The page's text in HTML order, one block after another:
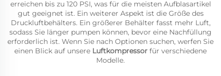
erreichen bis zu 120 PSI, was für die meisten Aufblasartikel
gut geeignet ist. Ein weiterer Aspekt ist die Größe des
Druckluftbehälters. Ein größerer Behälter fasst mehr Luft,
sodass Sie länger pumpen können, bevor eine Nachfüllung
erforderlich ist. Wenn Sie nach Optionen suchen, werfen Sie
einen Blick auf unsere Luftkompressor für verschiedene
Modelle.